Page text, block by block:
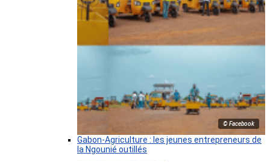
© Facebook
Gabon-Agriculture : les jeunes entrepreneurs de
la Ngounié outillés